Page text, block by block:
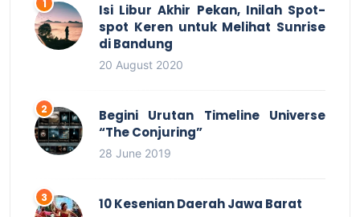
Isi Libur Akhir Pekan, Inilah Spot-
spot Keren untuk Melihat Sunrise
di Bandung
20 August 2020
Begini Urutan Timeline Universe
“The Conjuring”
28 June 2019
10 Kesenian Daerah Jawa Barat